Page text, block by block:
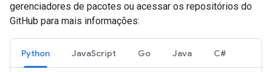
gerenciadores de pacotes ou acessar os repositórios do
GitHub para mais informações:
Python JavaScript Go Java C#